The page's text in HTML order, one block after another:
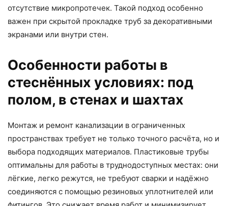
отсутствие микропротечек. Такой подход особенно
важен при скрытой прокладке труб за декоративными
экранами или внутри стен.
Особенности работы в
стеснённых условиях: под
полом, в стенах и шахтах
Монтаж и ремонт канализации в ограниченных
пространствах требует не только точного расчёта, но и
выбора подходящих материалов. Пластиковые трубы
оптимальны для работы в труднодоступных местах: они
лёгкие, легко режутся, не требуют сварки и надёжно
соединяются с помощью резиновых уплотнителей или